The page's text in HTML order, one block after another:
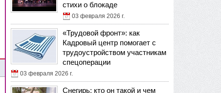
стихи о блокаде
03 февраля 2026 г.
«Трудовой фронт»: как
Кадровый центр помогает с
трудоустройством участникам
спецоперации
03 февраля 2026 г.
Снегирь: кто он такой и чем